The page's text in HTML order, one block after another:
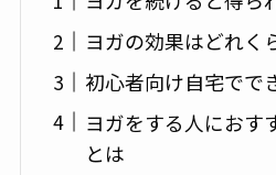
ヨガの効果はどれく
初心者向け自宅でで
ヨガをする人におす
とは